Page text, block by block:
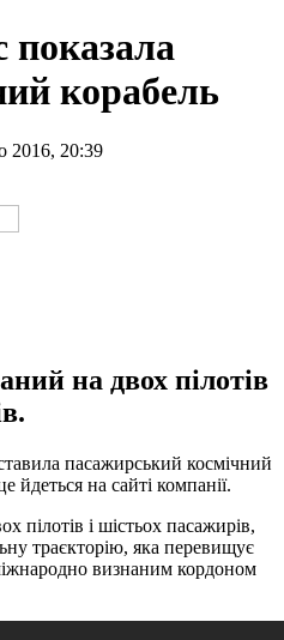
корабель
2016, 20:39
на двох пілотів
пасажирський космічний
йдеться на сайті компанії.
пілотів і шістьох пасажирів,
траєкторію, яка перевищує
визнаним кордоном